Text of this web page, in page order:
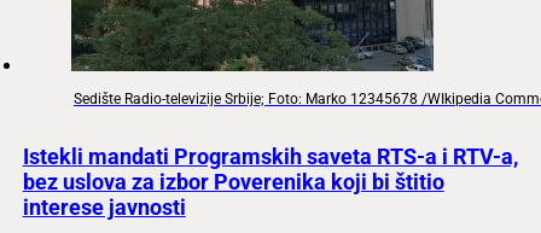
Sedište Radio-televizije Srbije; Foto: Marko 12345678 /WIkipedia
Istekli mandati Programskih saveta RTS-a i RTV-a,
bez uslova za izbor Poverenika koji bi štitio
interese javnosti